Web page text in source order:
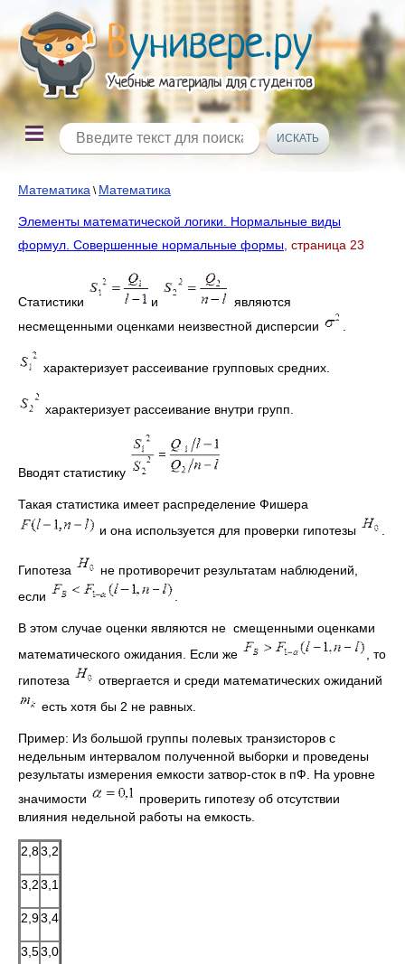
Математика \ Математика
Элементы математической логики. Нормальные виды
формул. Совершенные нормальные формы , страница 23
Статистики и
являются
несмещенными оценками неизвестной дисперсии
характеризует рассеивание групповых средних.
характеризует рассеивание внутри групп.
Вводят статистику
Такая статистика имеет распределение Фишера
и она используется для проверки гипотезы
Гипотеза
не противоречит результатам наблюдений,
если
В этом случае оценки являются не смещенными оценками
математического ожидания. Если же
, то
гипотеза
отвергается и среди математических ожиданий
есть хотя бы 2 не равных.
Пример: Из большой группы полевых транзисторов с
недельным интервалом полученной выборки и проведены
результаты измерения емкости затвор-сток в пФ. На уровне
значимости
проверить гипотезу об отсутствии
влияния недельной работы на емкость.
2,83,2
3,23,1
2,93,4
3,53,0